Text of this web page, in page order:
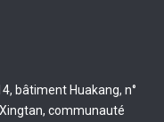
bâtiment Huakang, n°
communauté